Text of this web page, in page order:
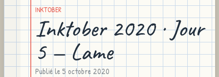
INKTOBER
Inktober 2020 · Jour
5 — Lame
Publié le5 octobre 2020